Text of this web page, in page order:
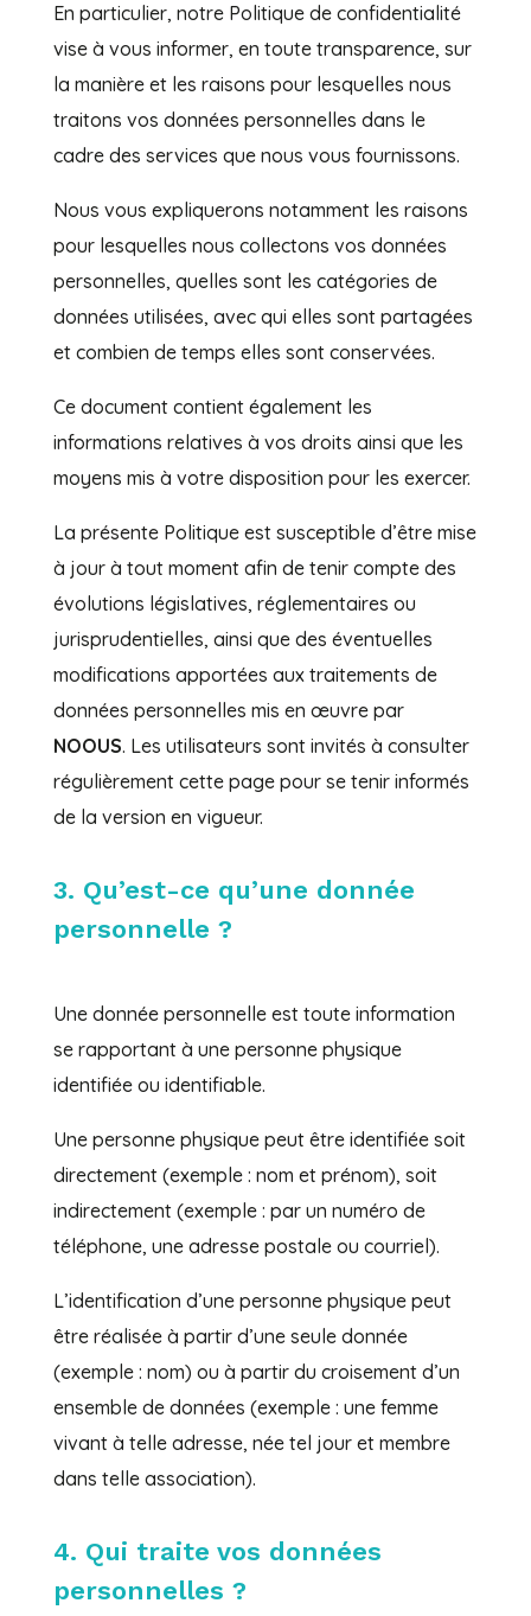
En particulier, notre Politique de confidentialité
vise à vous informer, en toute transparence, sur
la manière et les raisons pour lesquelles nous
traitons vos données personnelles dans le
cadre des services que nous vous fournissons.
Nous vous expliquerons notamment les raisons
pour lesquelles nous collectons vos données
personnelles, quelles sont les catégories de
données utilisées, avec qui elles sont partagées
et combien de temps elles sont conservées.
Ce document contient également les
informations relatives à vos droits ainsi que les
moyens mis à votre disposition pour les exercer.
La présente Politique est susceptible d’être mise
à jour à tout moment afin de tenir compte des
évolutions législatives, réglementaires ou
jurisprudentielles, ainsi que des éventuelles
modifications apportées aux traitements de
données personnelles mis en œuvre par
NOOUS. Les utilisateurs sont invités à consulter
régulièrement cette page pour se tenir informés
de la version en vigueur.
3. Qu’est-ce qu’une donnée
personnelle ?
Une donnée personnelle est toute information
se rapportant à une personne physique
identifiée ou identifiable.
Une personne physique peut être identifiée soit
directement (exemple : nom et prénom), soit
indirectement (exemple : par un numéro de
téléphone, une adresse postale ou courriel).
L’identification d’une personne physique peut
être réalisée à partir d’une seule donnée
(exemple : nom) ou à partir du croisement d’un
ensemble de données (exemple : une femme
vivant à telle adresse, née tel jour et membre
dans telle association).
4. Qui traite vos données
personnelles ?